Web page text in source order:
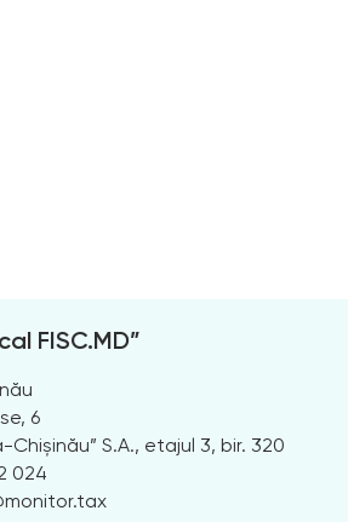
FISC.MD”
6
S.A., etajul 3, bir. 320
024